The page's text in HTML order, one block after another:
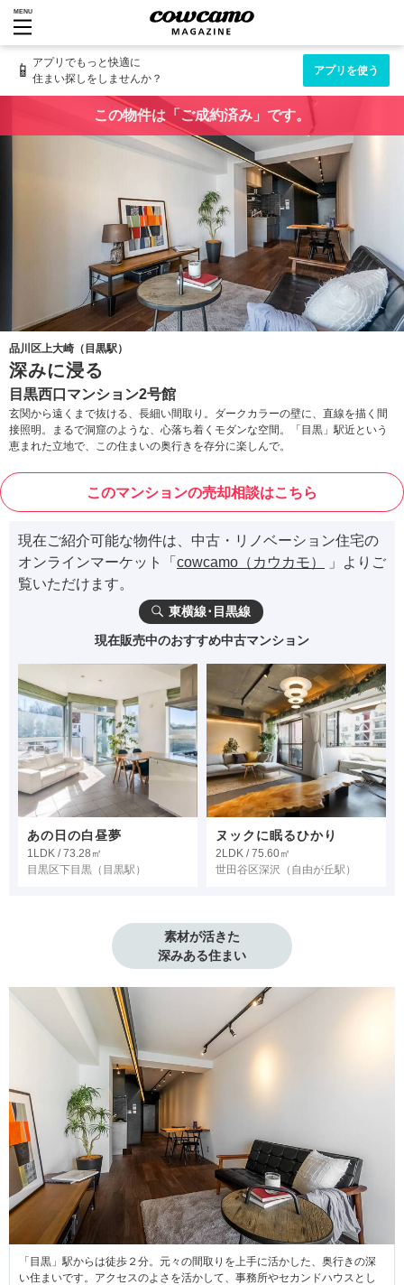
MENU
📱 アプリでもっと快適に
住まい探しをしませんか？
アプリを使う
この物件は「ご成約済み」です。
品川区上大崎（目黒駅）
深みに浸る
目黒西口マンション2号館
玄関から遠くまで抜ける、長細い間取り。ダークカラーの壁に、直線を描く間
接照明。まるで洞窟のような、心落ち着くモダンな空間。「目黒」駅近という
恵まれた立地で、この住まいの奥行きを存分に楽しんで。
このマンションの売却相談はこちら
現在ご紹介可能な物件は、中古・リノベーション住宅の
オンラインマーケット「 cowcamo（カウカモ）
」よりご
覧いただけます。
東横線･目黒線
現在販売中のおすすめ中古マンション
あの日の白昼夢
1LDK / 73.28㎡
目黒区下目黒 （目黒駅）
ヌックに眠るひかり
2LDK / 75.60㎡
世田谷区深沢 （自由が丘駅）
素材が活きた
深みある住まい
「目黒」駅からは徒歩２分。元々の間取りを上手に活かした、奥行きの深
い住まいです。アクセスのよさを活かして、事務所やセカンドハウスとし